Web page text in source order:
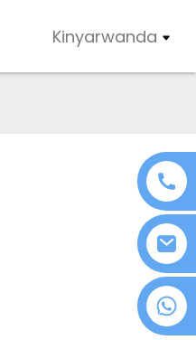
Kinyarwanda